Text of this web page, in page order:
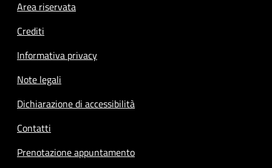
Footer menu
Area riservata
Crediti
Informativa privacy
Note legali
Dichiarazione di accessibilità
Contatti
Prenotazione appuntamento